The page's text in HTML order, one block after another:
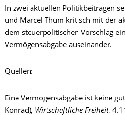
In zwei aktuellen Politikbeiträgen
und Marcel Thum kritisch mit der
dem steuerpolitischen Vorschlag
Vermögensabgabe auseinander.
Quellen:
Eine Vermögensabgabe ist keine
Konrad), Wirtschaftliche Freiheit,